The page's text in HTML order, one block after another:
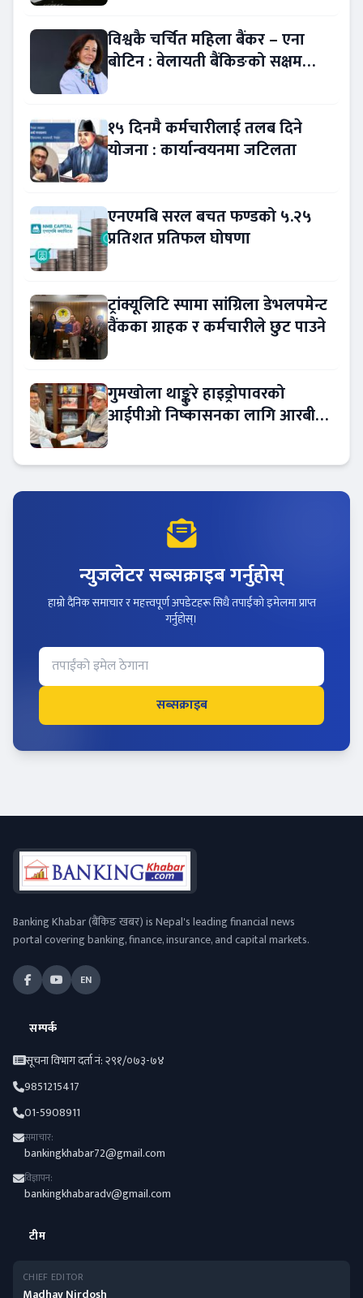
विश्वकै चर्चित महिला बैंकर – एना
बोटिन : वेलायती बैंकिङको सक्षम
१५ दिनमै कर्मचारीलाई तलब दिने
योजना : कार्यान्वयनमा जटिलता
एनएमबि सरल बचत फण्डको ५.२५
प्रतिशत प्रतिफल घोषणा
ट्रांक्यूलिटि स्पामा सांग्रिला डेभलपमेन्ट
वैंकका ग्राहक र कर्मचारीले छुट पाउने
गुमखोला थाङ्कुरे हाइड्रोपावरको
आईपीओ निष्कासनका लागि आरबीबी
न्युजलेटर सब्सक्राइब गर्नुहोस्
हाम्रो दैनिक समाचार र महत्त्वपूर्ण अपडेटहरू सिधै तपाईंको इमेलमा प्राप्त
गर्नुहोस्।
सब्सक्राइब
Banking Khabar (बैंकिङ खबर) is Nepal's leading financial news
portal covering banking, finance, insurance, and capital markets.
EN
सम्पर्क
सूचना विभाग दर्ता नं: २९१/०७३-७४
9851215417
01-5908911
समाचार:
bankingkhabar72@gmail.com
विज्ञापन:
bankingkhabaradv@gmail.com
टीम
CHIEF EDITOR
Madhav Nirdosh